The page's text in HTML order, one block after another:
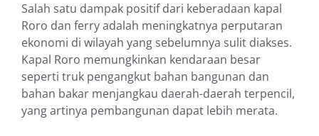
Salah satu dampak positif dari keberadaan kapal
Roro dan ferry adalah meningkatnya perputaran
ekonomi di wilayah yang sebelumnya sulit diakses.
Kapal Roro memungkinkan kendaraan besar
seperti truk pengangkut bahan bangunan dan
bahan bakar menjangkau daerah-daerah terpencil,
yang artinya pembangunan dapat lebih merata.